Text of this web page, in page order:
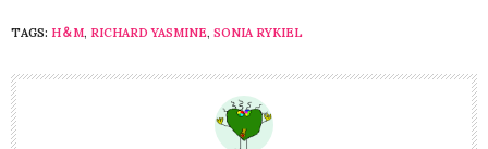
TAGS: H＆M, RICHARD YASMINE, SONIA RYKIEL